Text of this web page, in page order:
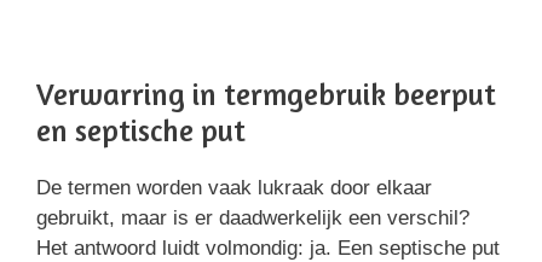
Verwarring in termgebruik beerput
en septische put
De termen worden vaak lukraak door elkaar
gebruikt, maar is er daadwerkelijk een verschil?
Het antwoord luidt volmondig: ja. Een septische put